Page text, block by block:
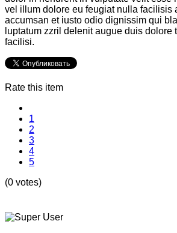
vel illum dolore eu feugiat nulla facilisis
accumsan et iusto odio dignissim qui
luptatum zzril delenit augue duis dolore
facilisi.
Rate this item
1
2
3
4
5
(0 votes)